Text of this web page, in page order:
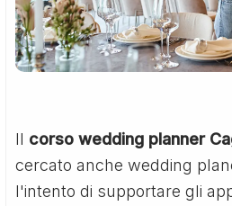
Il corso wedding planner
cercato anche wedding
l'intento di supportare gli